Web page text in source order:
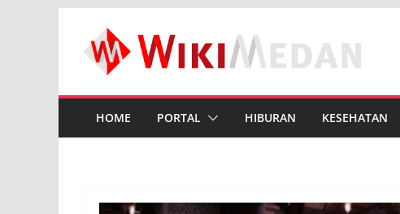
content
HOME PORTAL HIBURAN KESEHATAN